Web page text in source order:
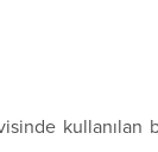
kullanılan